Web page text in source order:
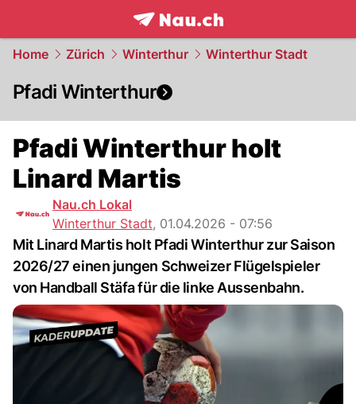
frontpage.NAU.ch
Home Zürich Winterthur Winterthur Stadt
Pfadi Winterthur
Pfadi Winterthur holt
Linard Martis
Nau.ch Lokal
Winterthur Stadt, 01.04.2026 - 07:56
Mit Linard Martis holt Pfadi Winterthur zur Saison
2026/27 einen jungen Schweizer Flügelspieler
von Handball Stäfa für die linke Aussenbahn.